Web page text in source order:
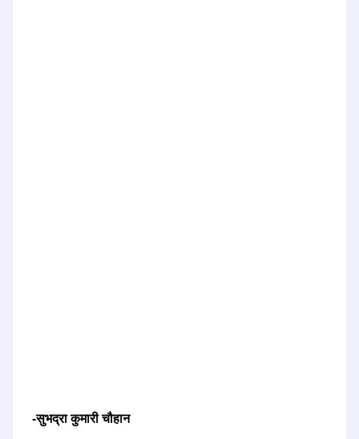
-सुभद्रा कुमारी चौहान